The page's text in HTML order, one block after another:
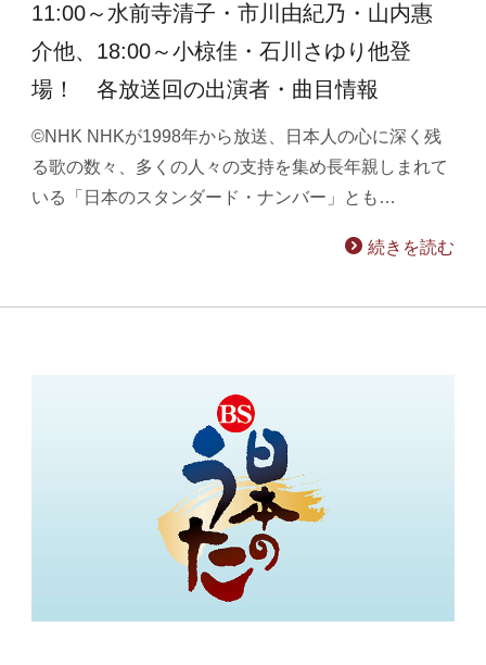
11:00～水前寺清子・市川由紀乃・山内惠
介他、18:00～小椋佳・石川さゆり他登
場！ 各放送回の出演者・曲目情報
©NHK NHKが1998年から放送、日本人の心に深く残
る歌の数々、多くの人々の支持を集め長年親しまれて
いる「日本のスタンダード・ナンバー」とも…
続きを読む